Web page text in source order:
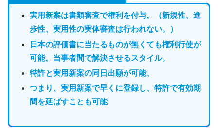
実用新案は書類審査で権利を付与。（新規性、進
歩性、実用性の実体審査は行われない。）
日本の評価書に当たるものが無くても権利行使が
可能。当事者間で解決させるスタイル。
特許と実用新案の同日出願が可能、
つまり、実用新案で早くに登録し、特許で有効期
間を延ばすことも可能